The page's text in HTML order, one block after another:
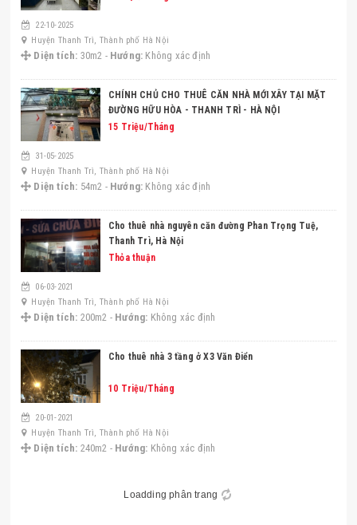
22-10-2025
Huyện Thanh Trì, Thành phố Hà Nội
Diện tích: 30m2 - Hướng: Không xác định
CHÍNH CHỦ CHO THUÊ CĂN NHÀ MỚI XÂY TẠI MẶT
ĐƯỜNG HỮU HÒA - THANH TRÌ - HÀ NỘI
15 Triệu/Tháng
31-05-2025
Huyện Thanh Trì, Thành phố Hà Nội
Diện tích: 54m2 - Hướng: Không xác định
Cho thuê nhà nguyên căn đường Phan Trọng Tuệ,
Thanh Trì, Hà Nội
Thỏa thuận
06-03-2021
Huyện Thanh Trì, Thành phố Hà Nội
Diện tích: 200m2 - Hướng: Không xác định
Cho thuê nhà 3 tầng ở X3 Văn Điển
10 Triệu/Tháng
20-01-2021
Huyện Thanh Trì, Thành phố Hà Nội
Diện tích: 240m2 - Hướng: Không xác định
Loadding phân trang